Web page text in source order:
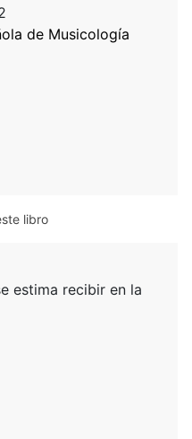
de Musicología
libro
estima recibir en la